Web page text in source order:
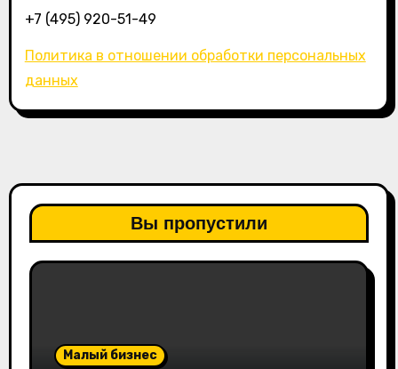
+7 (495) 920-51-49
Политика в отношении обработки персональных
данных
Вы пропустили
Малый бизнес